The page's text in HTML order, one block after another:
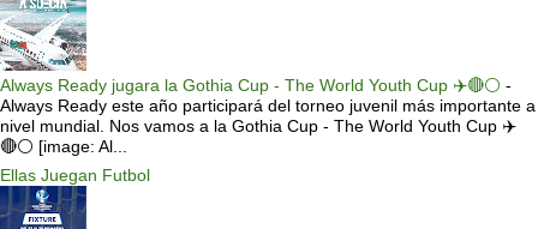
Always Ready jugara la Gothia Cup - The World Youth Cup ✈️🔴⚪️ -
Always Ready este año participará del torneo juvenil más importante a
nivel mundial. Nos vamos a la Gothia Cup - The World Youth Cup ✈️
🔴⚪️ [image: Al...
Ellas Juegan Futbol